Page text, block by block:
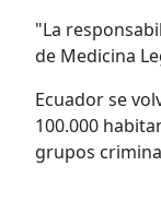
"La
de Medicina
Ecuador se
100.000
grupos